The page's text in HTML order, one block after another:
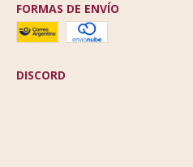
FORMAS DE ENVÍO
DISCORD